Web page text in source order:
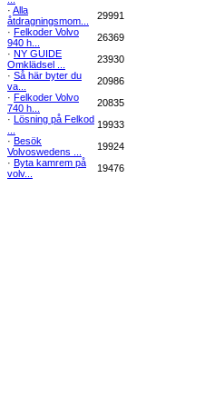
· Alla
åtdragningsmom...
29991
· Felkoder Volvo
940 h...
26369
· NY GUIDE
Omklädsel ...
23930
· Så här byter du
va...
20986
· Felkoder Volvo
740 h...
20835
· Lösning på Felkod 19933
· Besök
Volvoswedens ...
19924
· Byta kamrem på
volv...
19476